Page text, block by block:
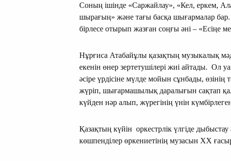
Соның ішінде «Саржайлау», «Кел, еркем,
шырағың» және тағы басқа шығармалар
бірлесе отырып жазған соңғы әні – «Есіңе
Нұрғиса Атабайұлы қазақтың музыкалық
екенін өнер зертетушілері жиі айтады. Ол
әсіре үрдісіне мүлде мойын сұнбады,
жүріп, шығармашылық даралығын сақтап
күйден нәр алып, жүрегінің үнін
Қазақтың күйін оркестрлік үлгіде
көшпенділер өркениетінің музасын ХХ